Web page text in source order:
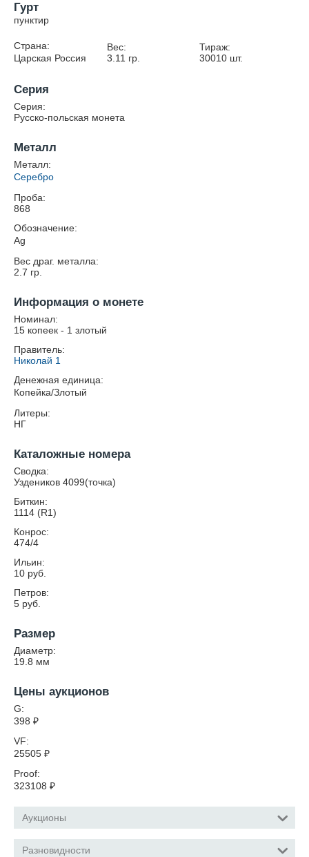
Гурт
пунктир
Страна:
Царская Россия
Вес:
3.11 гр.
Тираж:
30010 шт.
Серия
Серия:
Русско-польская монета
Металл
Металл:
Серебро
Проба:
868
Обозначение:
Ag
Вес драг. металла:
2.7 гр.
Информация о монете
Номинал:
15 копеек - 1 злотый
Правитель:
Николай 1
Денежная единица:
Копейка/Злотый
Литеры:
НГ
Каталожные номера
Сводка:
Уздеников 4099(точка)
Биткин:
1114 (R1)
Конрос:
474/4
Ильин:
10 руб.
Петров:
5 руб.
Размер
Диаметр:
19.8 мм
Цены аукционов
G:
398 ₽
VF:
25505 ₽
Proof:
323108 ₽
Аукционы
Разновидности